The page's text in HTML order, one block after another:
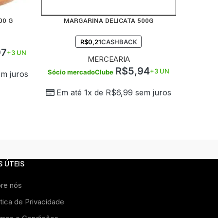
G
+3 UN
juros
COMPRARMARGARINA DELICATA 500G
R$0,21CASHBACK
MERCEARIA
Sócio mercadoClube R$5,94+3 UN
Em até 1x de R$6,99 sem juros
ÚTEIS
nós
de Privacidade